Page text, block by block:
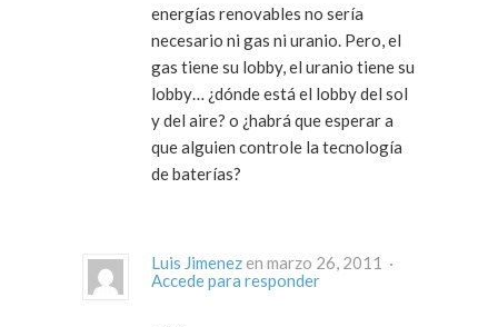
energías renovables no sería
necesario ni gas ni uranio. Pero, el
gas tiene su lobby, el uranio tiene su
lobby… ¿dónde está el lobby del sol
y del aire? o ¿habrá que esperar a
que alguien controle la tecnología
de baterías?
Luis Jimenez
en marzo 26, 2011 ·
Accede para responder